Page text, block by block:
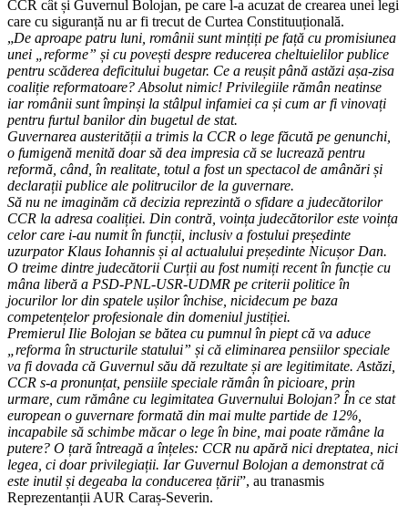
CCR cât și Guvernul Bolojan, pe care l-a acuzat de crearea unei legi
care cu siguranță nu ar fi trecut de Curtea Constituuțională.
„De aproape patru luni, românii sunt mințiți pe față cu promisiunea
unei „reforme” și cu povești despre reducerea cheltuielilor publice
pentru scăderea deficitului bugetar. Ce a reușit până astăzi așa-zisa
coaliție reformatoare? Absolut nimic! Privilegiile rămân neatinse
iar românii sunt împinși la stâlpul infamiei ca și cum ar fi vinovați
pentru furtul banilor din bugetul de stat.
Guvernarea austerității a trimis la CCR o lege făcută pe genunchi,
o fumigenă menită doar să dea impresia că se lucrează pentru
reformă, când, în realitate, totul a fost un spectacol de amânări și
declarații publice ale politrucilor de la guvernare.
Să nu ne imaginăm că decizia reprezintă o sfidare a judecătorilor
CCR la adresa coaliției. Din contră, voința judecătorilor este voința
celor care i-au numit în funcții, inclusiv a fostului președinte
uzurpator Klaus Iohannis și al actualului președinte Nicușor Dan.
O treime dintre judecătorii Curții au fost numiți recent în funcție cu
mâna liberă a PSD-PNL-USR-UDMR pe criterii politice în
jocurilor lor din spatele ușilor închise, nicidecum pe baza
competențelor profesionale din domeniul justiției.
Premierul Ilie Bolojan se bătea cu pumnul în piept că va aduce
„reforma în structurile statului” și că eliminarea pensiilor speciale
va fi dovada că Guvernul său dă rezultate și are legitimitate. Astăzi,
CCR s-a pronunțat, pensiile speciale rămân în picioare, prin
urmare, cum rămâne cu legimitatea Guvernului Bolojan? În ce stat
european o guvernare formată din mai multe partide de 12%,
incapabile să schimbe măcar o lege în bine, mai poate rămâne la
putere? O țară întreagă a înțeles: CCR nu apără nici dreptatea, nici
legea, ci doar privilegiații. Iar Guvernul Bolojan a demonstrat că
este inutil și degeaba la conducerea țării”, au tranasmis
Reprezentanții AUR Caraș-Severin.